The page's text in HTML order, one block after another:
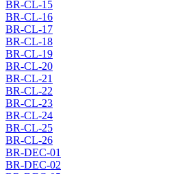
BR-CL-15
BR-CL-16
BR-CL-17
BR-CL-18
BR-CL-19
BR-CL-20
BR-CL-21
BR-CL-22
BR-CL-23
BR-CL-24
BR-CL-25
BR-CL-26
BR-DEC-01
BR-DEC-02